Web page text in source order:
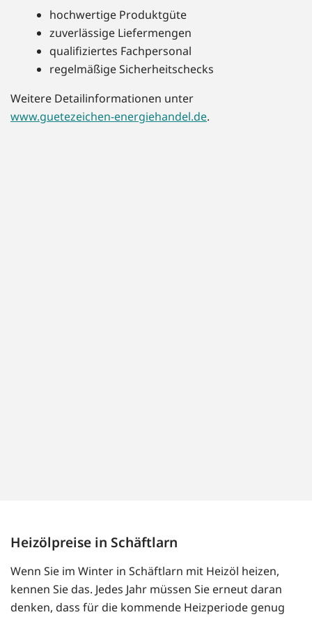
hochwertige Produktgüte
zuverlässige Liefermengen
qualifiziertes Fachpersonal
regelmäßige Sicherheitschecks
Weitere Detailinformationen unter
www.guetezeichen-energiehandel.de.
Heizölpreise in Schäftlarn
Wenn Sie im Winter in Schäftlarn mit Heizöl heizen,
kennen Sie das. Jedes Jahr müssen Sie erneut daran
denken, dass für die kommende Heizperiode genug